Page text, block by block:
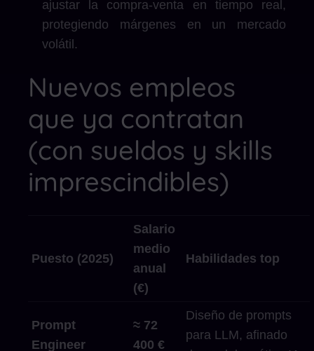
ajustar la compra-venta en tiempo real,
protegiendo márgenes en un mercado
volátil.
Nuevos empleos
que ya contratan
(con sueldos y skills
imprescindibles)
Puesto (2025)
Salario
medio
anual
(€)
Habilidades top
Prompt
Engineer
≈ 72
400 €
Diseño de prompts
para LLM, afinado